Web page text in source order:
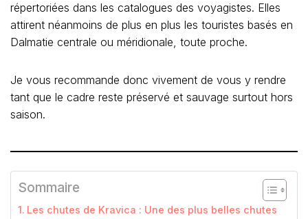
répertoriées dans les catalogues des voyagistes. Elles
attirent néanmoins de plus en plus les touristes basés en
Dalmatie centrale ou méridionale, toute proche.
Je vous recommande donc vivement de vous y rendre
tant que le cadre reste préservé et sauvage surtout hors
saison.
Sommaire
Les chutes de Kravica : Une des plus belles chutes